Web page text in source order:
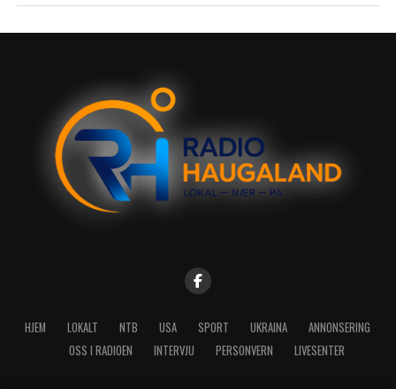
HJEM LOKALT NTB USA SPORT UKRAINA
ANNONSERING
OSS I RADIOEN
INTERVJU PERSONVERN LIVESENTER